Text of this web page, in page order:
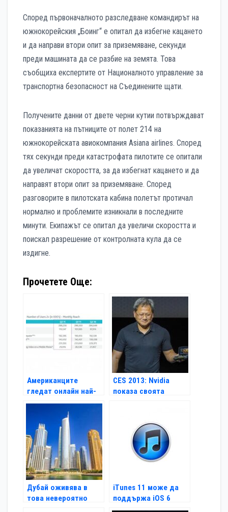
Според първоначалното разследване командирът на
южнокорейския „Боинг“ е опитал да избегне кацането
и да направи втори опит за приземяване, секунди
преди машината да се разбие на земята. Това
съобщиха експертите от Националното управление за
транспортна безопасност на Съединените щати.
Получените данни от двете черни кутии потвърждават
показанията на пътниците от полет 214 на
южнокорейската авиокомпания Аsiana airlines. Според
тях секунди преди катастрофата пилотите се опитали
да увеличат скоростта, за да избегнат кацането и да
направят втори опит за приземяване. Според
разговорите в пилотската кабина полетът протичал
нормално и проблемите изникнали в последните
минути. Екипажът се опитал да увеличи скоростта и
поискал разрешение от контролната кула да се
издигне.
Прочетете Още:
Американците
гледат онлайн най-
много от всички
CES 2013: Nvidia
показа своята
Дубай оживява в
това невероятно
iTunes 11 може да
поддържа iOS 6